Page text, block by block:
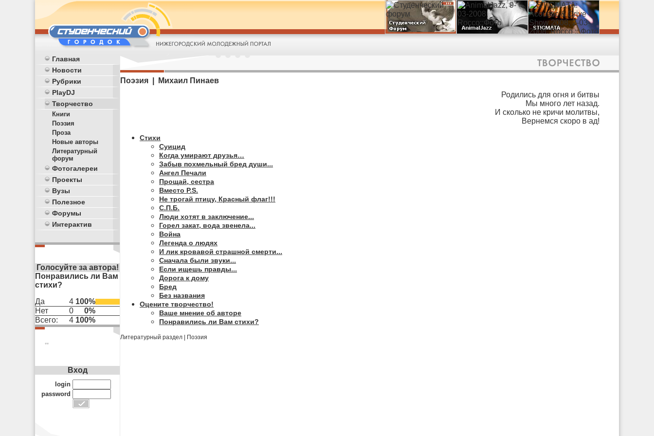
Главная
Новости
Рубрики
PlayDJ
Творчество
Книги
Поэзия
Проза
Новые авторы
Литературный
форум
Фотогалереи
Проекты
Вузы
Полезное
Форумы
Интерактив
Голосуйте за автора!
Понравились ли Вам
стихи?
Да
4 100%
Нет
0
0%
Всего:
4 100%
**
Поэзия | Михаил Пинаев
Родились для огня и битвы
Мы много лет назад.
И сколько не кричи молитвы,
Вернемся скоро в ад!
Стихи
Суицид
Когда умирают друзья…
Забыв похмельный бред души...
Ангел Печали
Прощай, сестра
Вместо P.S.
Не трогай птицу, Красный флаг!!!
C.П.Б.
Люди хотят в заключение...
Горел закат, вода звенела...
Война
Легенда о людях
И лик кровавой страшной смерти...
Сначала были звуки...
Если ищешь правды...
Дорога к дому
Бред
Без названия
Оцените творчество!
Ваше мнение об авторе
Понравились ли Вам стихи?
Литературный раздел Поэзия
Вход
login
password